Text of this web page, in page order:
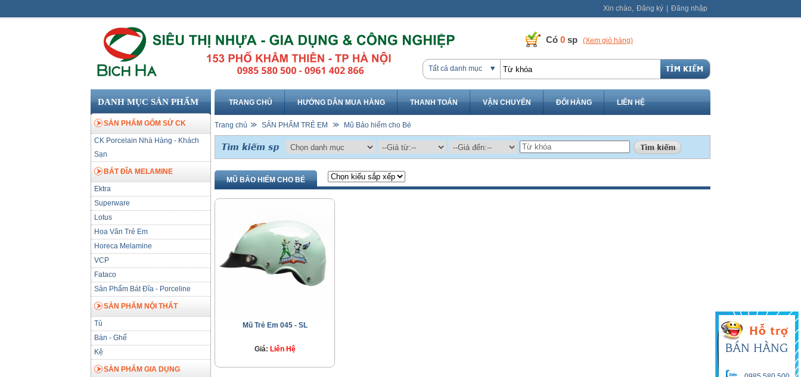
Xin chào, Đăng ký Đăng nhập
Có 0 sp (Xem giỏ hàng)
Tất cả danh mục
DANH MỤC SẢN PHẨM
SẢN PHẨM GỐM SỨ CK
CK Porcelain Nhà Hàng - Khách
Sạn
BÁT ĐĨA MELAMINE
Ektra
Superware
Lotus
Hoa Văn Trẻ Em
Horeca Melamine
VCP
Fataco
Sản Phẩm Bát Đĩa - Porceline
SẢN PHẨM NỘI THẤT
Tủ
Bàn - Ghế
Kệ
SẢN PHẨM GIA DỤNG
TRANG CHỦ HƯỚNG DẪN MUA HÀNG THANH TOÁN VẬN CHUYỂN ĐỔI HÀNG LIÊN HỆ
Trang chủ SẢN PHẨM TRẺ EM Mũ Bảo hiểm cho Bé
MŨ BẢO HIỂM CHO BÉ
Mũ Trẻ Em 045 - SL
Giá: Liên Hệ